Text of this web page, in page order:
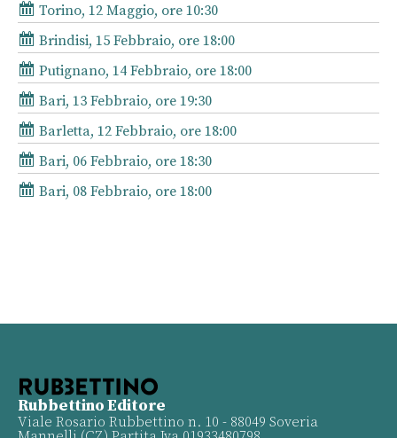
Torino, 12 Maggio, ore 10:30
Brindisi, 15 Febbraio, ore 18:00
Putignano, 14 Febbraio, ore 18:00
Bari, 13 Febbraio, ore 19:30
Barletta, 12 Febbraio, ore 18:00
Bari, 06 Febbraio, ore 18:30
Bari, 08 Febbraio, ore 18:00
Rubbettino Editore
Viale Rosario Rubbettino n. 10 - 88049 Soveria